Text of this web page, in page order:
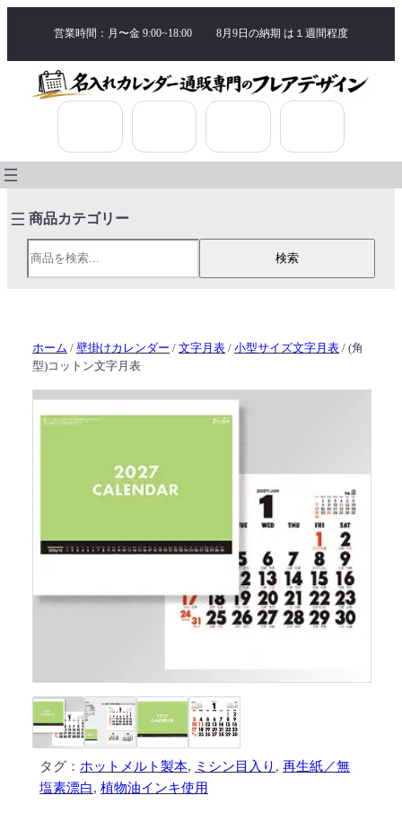
営業時間：月〜金 9:00~18:00 8月9日の納期 は １週間程度
検索
検索
ホーム / 壁掛けカレンダー / 文字月表 / 小型サイズ文字月表 / (角
型)コットン文字月表
タグ： ホットメルト製本, ミシン目入り , 再生紙／無
塩素漂白, 植物油インキ使用